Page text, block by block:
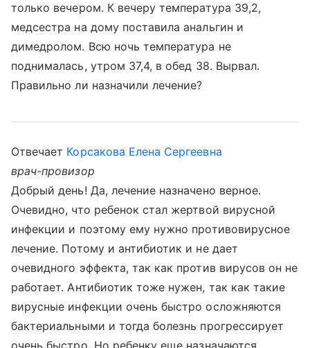
только вечером. К вечеру температура 39,2,
медсестра на дому поставила анальгин и
димедролом. Всю ночь температура не
поднималась, утром 37,4, в обед 38. Вырвал.
Правильно ли назначили лечение?
Отвечает Корсакова Елена Сергеевна
врач-провизор
Добрый день! Да, лечение назначено верное.
Очевидно, что ребенок стал жертвой вирусной
инфекции и поэтому ему нужно противовирусное
лечение. Потому и антибиотик и не дает
очевидного эффекта, так как против вирусов он не
работает. Антибиотик тоже нужен, так как такие
вирусные инфекции очень быстро осложняются
бактериальными и тогда болезнь прогрессирует
очень быстро. Но ребенку еще назначаются